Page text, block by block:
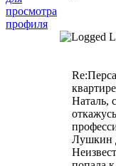
квартире
Наталь,
откажусь
Лушкин